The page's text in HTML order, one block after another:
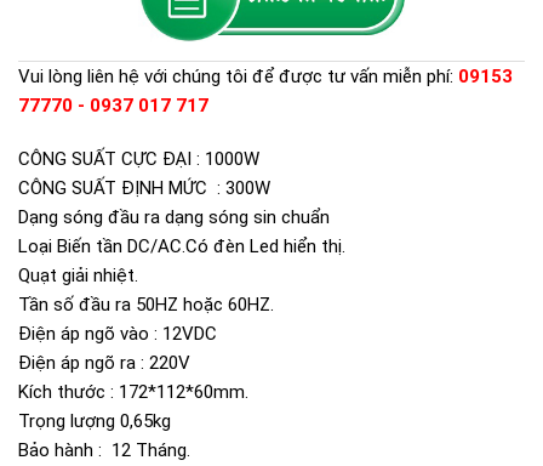
Vui lòng liên hệ với chúng tôi để được tư vấn miễn phí: 09153
77770 - 0937 017 717
CÔNG SUẤT CỰC ĐẠI : 1000W
CÔNG SUẤT ĐỊNH MỨC : 300W
Dạng sóng đầu ra dạng sóng sin chuẩn
Loại Biến tần DC/AC.Có đèn Led hiển thị.
Quạt giải nhiệt.
Tần số đầu ra 50HZ hoặc 60HZ.
Điện áp ngõ vào : 12VDC
Điện áp ngõ ra : 220V
Kích thước : 172*112*60mm.
Trọng lượng 0,65kg
Bảo hành : 12 Tháng.